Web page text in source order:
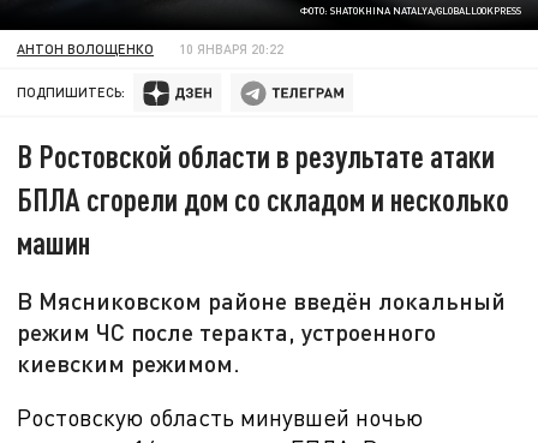
ФОТО: SHATOKHINA NATALYA/GLOBALLOOKPRESS
АНТОН ВОЛОЩЕНКО 10 ЯНВАРЯ 20:22
ПОДПИШИТЕСЬ:
В Ростовской области в результате атаки
БПЛА сгорели дом со складом и несколько
машин
В Мясниковском районе введён локальный
режим ЧС после теракта, устроенного
киевским режимом.
Ростовскую область минувшей ночью